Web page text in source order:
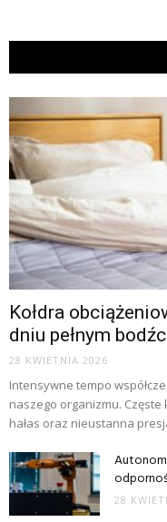
Kołdra
dniu pełnym
28 KWIETNIA 2026
Intensywne tempo
naszego organizmu.
hałas oraz nieustanna
28